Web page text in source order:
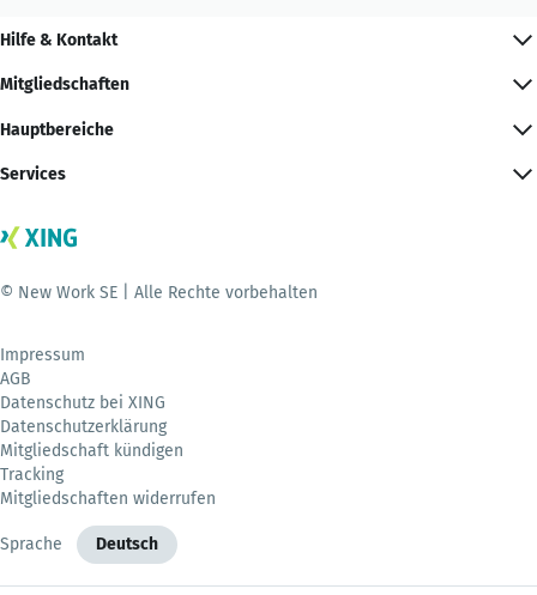
Hilfe & Kontakt
Mitgliedschaften
Hauptbereiche
Services
© New Work SE | Alle Rechte vorbehalten
Impressum
AGB
Datenschutz bei XING
Datenschutzerklärung
Mitgliedschaft kündigen
Tracking
Mitgliedschaften widerrufen
Sprache Deutsch